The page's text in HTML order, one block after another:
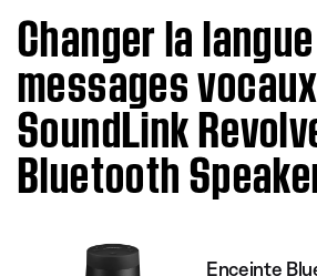
Changer la
messages
SoundLink
Bluetooth
Enceinte